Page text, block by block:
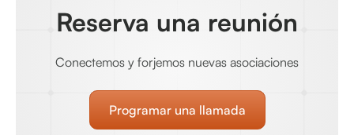
Reserva una reunión
Conectemos y forjemos nuevas asociaciones
Programar una llamada